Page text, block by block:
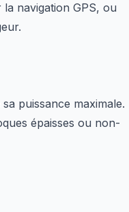
navigation GPS, ou
puissance maximale.
épaisses ou non-